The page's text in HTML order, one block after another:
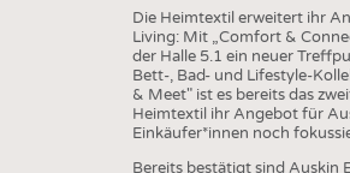
Die Heimtextil erweitert ihr
Living: Mit „Comfort &
der Halle 5.1 ein neuer
Bett-, Bad- und Lifestyle-
& Meet" ist es bereits das
Heimtextil ihr Angebot für
Einkäufer*innen noch
Bereits bestätigt sind Auskin